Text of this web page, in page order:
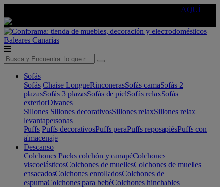
AQUÍ
Baleares Canarias
Sofás
Sofás Chaise LongueRinconerasSofás camaSofás 2
plazasSofás 3 plazasSofás de pielSofás relaxSofás
exteriorDivanes
Sillones Sillones decorativosSillones relaxSillones relax
levantapersonas
Puffs Puffs decorativosPuffs peraPuffs reposapiésPuffs con
almacenaje
Descanso
Colchones Packs colchón y canapéColchones
viscoelásticosColchones de muellesColchones de muelles
ensacadosColchones enrolladosColchones de
espumaColchones para bebéColchones hinchables